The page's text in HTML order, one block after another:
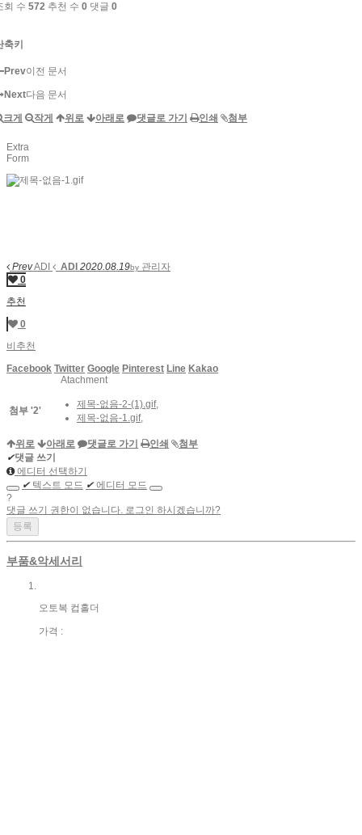
회 수 572 추천 수 0 댓글 0
축키
Prev이전 문서
Next다음 문서
크게 작게 위로 아래로 댓글로 가기 인쇄 첨부
Extra
Form
PrevADI ADI 2020.08.19by 관리자
0
추천
0
비추천
Facebook Twitter Google Pinterest Line Kakao
Atachment
첨부 '2'
제목-없음-2-(1).gif,
제목-없음-1.gif,
위로 아래로 댓글로 가기 인쇄
첨부
✔댓글 쓰기
에디터 선택하기
✔ 텍스트 모드 ✔에디터 모드
?
댓글 쓰기 권한이 없습니다. 로그인 하시겠습니까?
부품&악세서리
오토복 컵홀더
가격 :